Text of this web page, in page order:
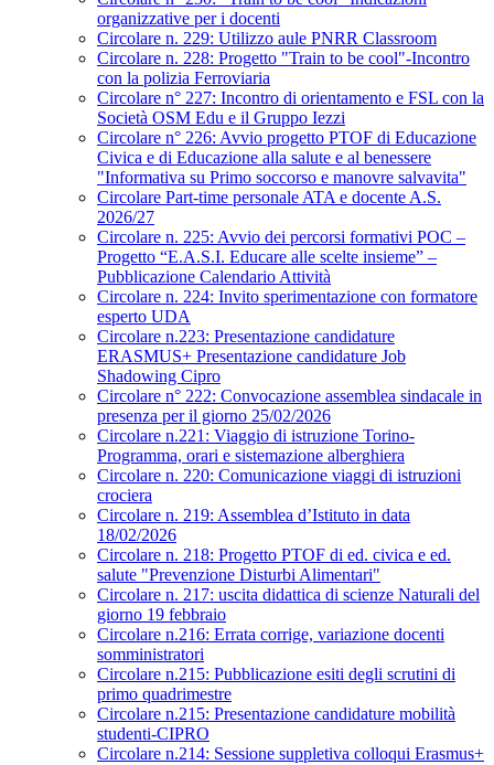
organizzative per i docenti
Circolare n. 229: Utilizzo aule PNRR Classroom
Circolare n. 228: Progetto "Train to be cool"-Incontro
con la polizia Ferroviaria
Circolare n° 227: Incontro di orientamento e FSL con la
Società OSM Edu e il Gruppo Iezzi
Circolare n° 226: Avvio progetto PTOF di Educazione
Civica e di Educazione alla salute e al benessere
"Informativa su Primo soccorso e manovre salvavita"
Circolare Part-time personale ATA e docente A.S.
2026/27
Circolare n. 225: Avvio dei percorsi formativi POC –
Progetto “E.A.S.I. Educare alle scelte insieme” –
Pubblicazione Calendario Attività
Circolare n. 224: Invito sperimentazione con formatore
esperto UDA
Circolare n.223: Presentazione candidature
ERASMUS+ Presentazione candidature Job
Shadowing Cipro
Circolare n° 222: Convocazione assemblea sindacale in
presenza per il giorno 25/02/2026
Circolare n.221: Viaggio di istruzione Torino-
Programma, orari e sistemazione alberghiera
Circolare n. 220: Comunicazione viaggi di istruzioni
crociera
Circolare n. 219: Assemblea d’Istituto in data
18/02/2026
Circolare n. 218: Progetto PTOF di ed. civica e ed.
salute "Prevenzione Disturbi Alimentari"
Circolare n. 217: uscita didattica di scienze Naturali del
giorno 19 febbraio
Circolare n.216: Errata corrige, variazione docenti
somministratori
Circolare n.215: Pubblicazione esiti degli scrutini di
primo quadrimestre
Circolare n.215: Presentazione candidature mobilità
studenti-CIPRO
Circolare n.214: Sessione suppletiva colloqui Erasmus+